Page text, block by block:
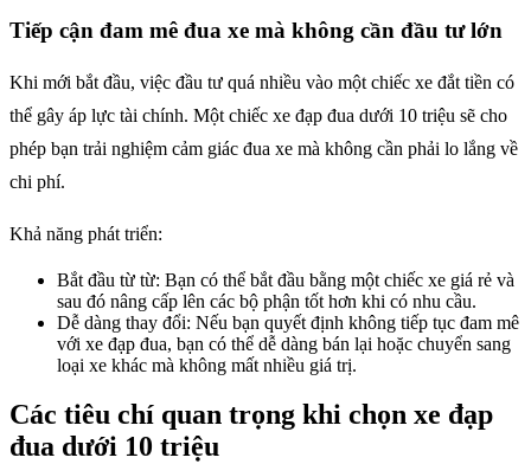
Tiếp cận đam mê đua xe mà không cần đầu tư lớn
Khi mới bắt đầu, việc đầu tư quá nhiều vào một chiếc xe đắt tiền có
thể gây áp lực tài chính. Một chiếc xe đạp đua dưới 10 triệu sẽ cho
phép bạn trải nghiệm cảm giác đua xe mà không cần phải lo lắng về
chi phí.
Khả năng phát triển:
Bắt đầu từ từ: Bạn có thể bắt đầu bằng một chiếc xe giá rẻ và
sau đó nâng cấp lên các bộ phận tốt hơn khi có nhu cầu.
Dễ dàng thay đổi: Nếu bạn quyết định không tiếp tục đam mê
với xe đạp đua, bạn có thể dễ dàng bán lại hoặc chuyển sang
loại xe khác mà không mất nhiều giá trị.
Các tiêu chí quan trọng khi chọn xe đạp
đua dưới 10 triệu